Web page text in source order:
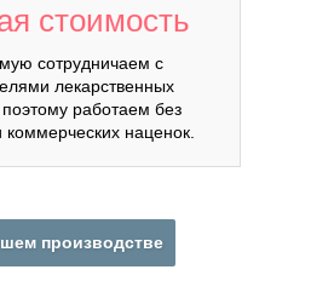
стоимость
сотрудничаем с
лекарственных
работаем без
коммерческих наценок.
производстве